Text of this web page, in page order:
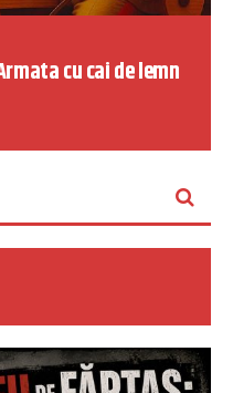
Armata cu cai de lemn